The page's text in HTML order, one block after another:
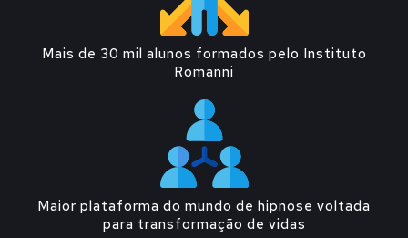
Mais de 30 mil alunos formados pelo Instituto
Romanni
Maior plataforma do mundo de hipnose voltada
para transformação de vidas